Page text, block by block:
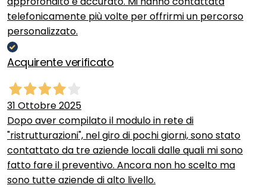
telefonicamente più volte per offrirmi un percorso
personalizzato.
Acquirente verificato
31 Ottobre 2025
Dopo aver compilato il modulo in rete di
"ristrutturazioni", nel giro di pochi giorni, sono stato
contattato da tre aziende locali dalle quali mi sono
fatto fare il preventivo. Ancora non ho scelto ma
sono tutte aziende di alto livello.